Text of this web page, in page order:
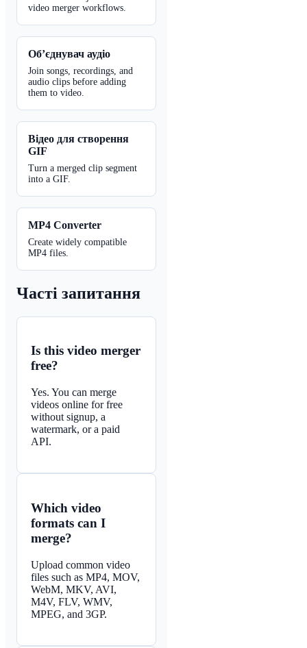
video merger workflows.
Об’єднувач аудіо
Join songs, recordings, and
audio clips before adding
them to video.
Відео для створення
GIF
Turn a merged clip segment
into a GIF.
MP4 Converter
Create widely compatible
MP4 files.
Часті запитання
Is this video merger
free?
Yes. You can merge
videos online for free
without signup, a
watermark, or a paid
API.
Which video
formats can I
merge?
Upload common video
files such as MP4, MOV,
WebM, MKV, AVI,
M4V, FLV, WMV,
MPEG, and 3GP.